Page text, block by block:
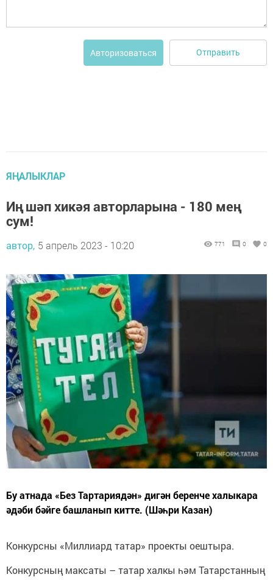
Авторизоваться Отправить
ЯҢАЛЫКЛАР
Иң шәп хикәя авторларына - 180 мең
сум!
автор, 5 апрель 2023 - 10:20 771 0 0
Бу атнада «Без Тартариядән» дигән беренче халыкара
әдәби бәйге башланып китте. (Шәһри Казан)
Конкурсны «Миллиард татар» проекты оештыра.
Конкурсның максаты – татар халкы һәм Татарстанның